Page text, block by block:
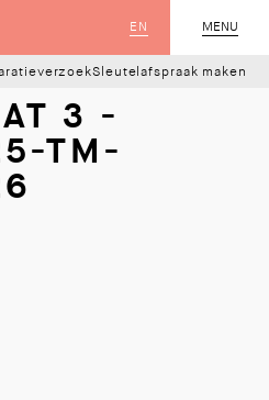
MENU
SLUIT
EN
Sleutelafspraak maken
3 -
TM-